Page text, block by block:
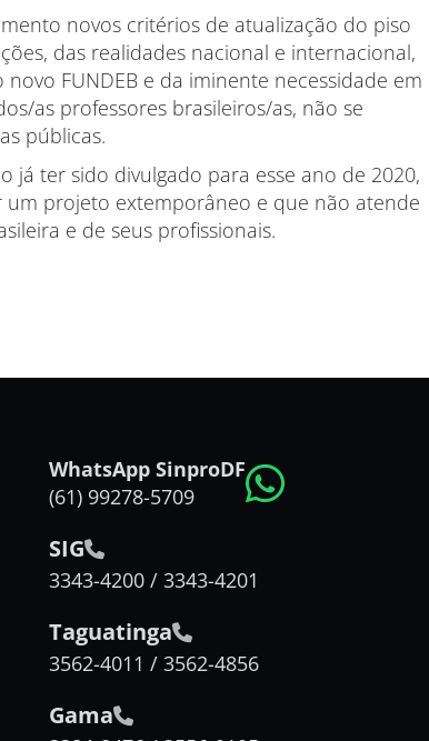
novos critérios de atualização do piso
das realidades nacional e internacional,
FUNDEB e da iminente necessidade em
as professores brasileiros/as, não se
públicas.
já ter sido divulgado para esse ano de 2020,
um projeto extemporâneo e que não atende
e de seus profissionais.
WhatsApp SinproDF
(61) 99278-5709
SIG
3343-4200 / 3343-4201
Taguatinga
3562-4011 / 3562-4856
Gama